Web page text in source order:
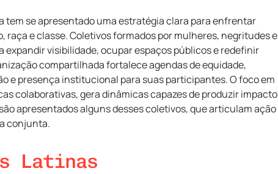
se apresentado uma estratégia clara para enfrentar
raça e classe. Coletivos formados por mulheres, negritudes e
expandir visibilidade, ocupar espaços públicos e redefinir
compartilhada fortalece agendas de equidade,
e presença institucional para suas participantes. O foco em
colaborativas, gera dinâmicas capazes de produzir impacto
apresentados alguns desses coletivos, que articulam ação
conjunta.
Latinas